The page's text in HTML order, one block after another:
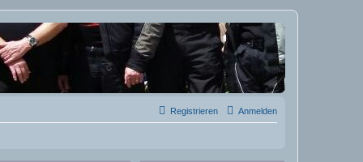
Anmelden
Registrieren